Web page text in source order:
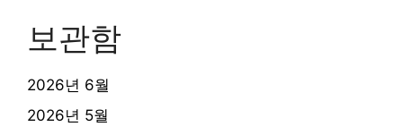
보관함
2026년 6월
2026년 5월